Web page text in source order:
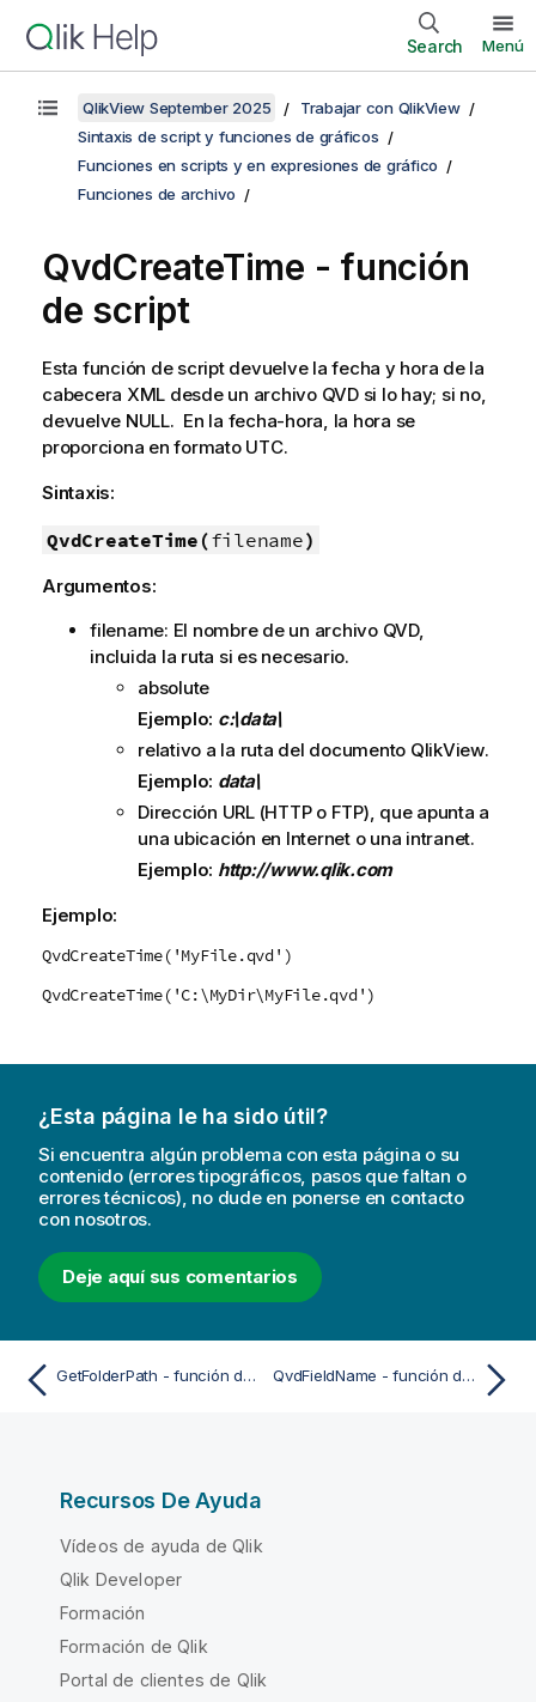
Search Menú
QlikView September 2025
Trabajar con QlikView
Sintaxis de script y funciones de gráficos
Funciones en scripts y en expresiones de gráfico
Funciones de archivo
QvdCreateTime - función
de script
Esta función de script devuelve la fecha y hora de la
cabecera XML desde un archivo QVDsi lo hay; si no,
devuelve NULL. En la fecha-hora, la hora se
proporciona en formato UTC.
Sintaxis:
QvdCreateTime(filename)
Argumentos:
filename: El nombre de un archivo QVD,
incluida la ruta si es necesario.
absolute
Ejemplo: c:\data\
relativo a la ruta del documento QlikView.
Ejemplo: data\
Dirección URL (HTTPo FTP), que apunta a
una ubicación en Internet o una intranet.
Ejemplo: http://www.qlik.com
Ejemplo:
QvdCreateTime('MyFile.qvd')
QvdCreateTime('C:\MyDir\MyFile.qvd')
¿Esta página le ha sido útil?
Si encuentra algún problema con esta página o su
contenido (errores tipográficos, pasos que faltan o
errores técnicos), no dude en ponerse en contacto
con nosotros.
Deje aquí sus comentarios
GetFolderPath - función de script QvdFieldName - función de script
Recursos De Ayuda
Vídeos de ayuda de Qlik
Qlik Developer
Formación
Formación de Qlik
Portal de clientes de Qlik